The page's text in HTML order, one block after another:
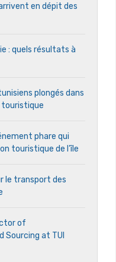
en dépit des
: quels résultats à
plongés dans
touristique
phare qui
touristique de l’île
le transport des
of
at TUI